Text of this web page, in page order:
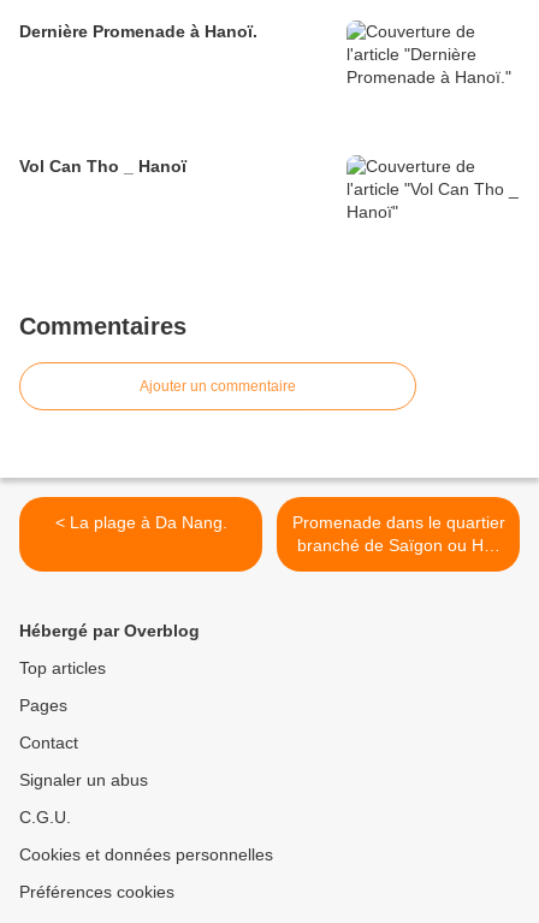
Dernière Promenade à Hanoï.
Vol Can Tho _ Hanoï
Commentaires
Ajouter un commentaire
< La plage à Da Nang.
Promenade dans le quartier
branché de Saïgon ou Ho-
Chi-Minh Ville >
Hébergé par Overblog
Top articles
Pages
Contact
Signaler un abus
C.G.U.
Cookies et données personnelles
Préférences cookies